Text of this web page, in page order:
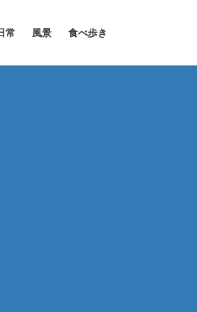
常 風景 食べ歩き